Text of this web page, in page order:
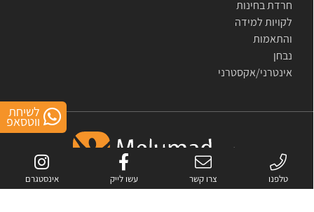
לשיחת
ווטסאפ
טלפנו צרו קשר עשו לייק אינסטגרם
חרדת בחינות
לקויות למידה
והתאמות
נבחן
אינטרני/אקסטרני
אתר זה מוגן באמצעות reCAPTCHA. מדיניות הפרטיותו-
כל
הזכויות שמורות לחברת מלומד- פתרונות לימוד מתקדמים בע"מ © 2007-2026